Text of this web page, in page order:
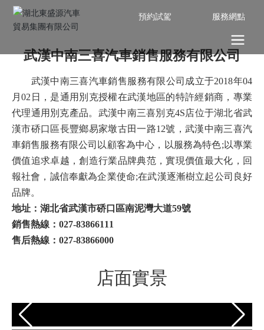
預約試駕 服務網點
武漢中南三喜汽車銷售服務有限公司
武漢中南三喜汽車銷售服務有限公司成立于2018年04
月02日，是通用別克授權在武漢地區的特許經銷商，專業
代理通用別克產品。武漢中南三喜別克4S店位于湖北省武
漢市硚口區長豐鄉易家墩古田一路12號，武漢中南三喜汽
車銷售服務有限公司以顧客為中心，以服務為特色;以專業
價值追求卓越，創造行業品牌典范，實現價值最大化，回
報社會，誠信奉獻為企業使命;在武漢逐漸樹立起公司良好
品牌。
地址：湖北省武漢市硚口區南泥灣大道59號
銷售熱線： 027-83866111
售后熱線： 027-83866000
店面實景